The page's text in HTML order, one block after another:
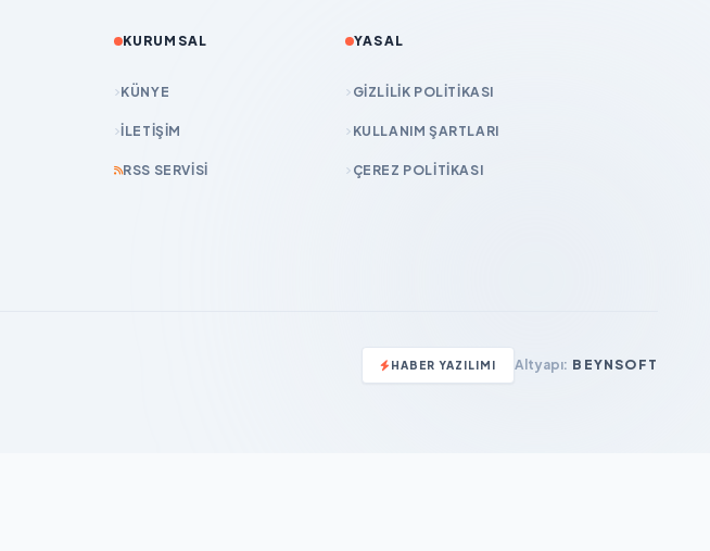
KURUMSAL
KÜNYE
İLETIŞIM
RSS SERVISI
YASAL
GIZLILIK POLITIKASI
KULLANIM ŞARTLARI
ÇEREZ POLITIKASI
HABER YAZILIMI Altyapı: BEYNSOFT